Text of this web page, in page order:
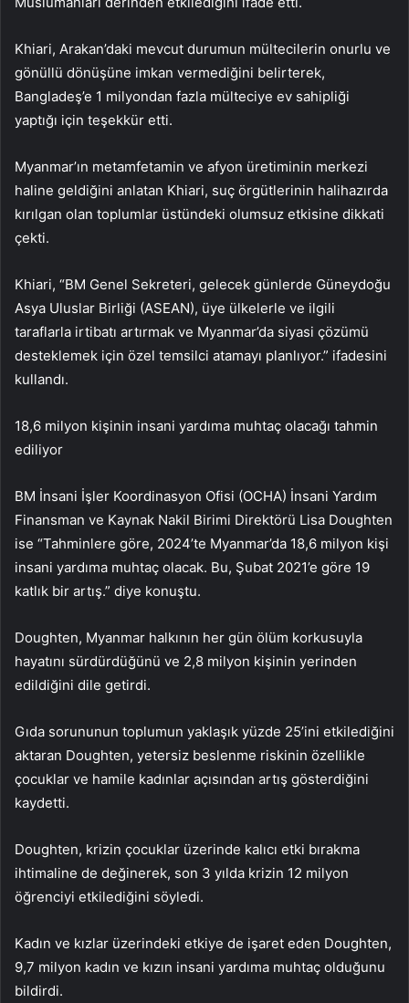
Khiari, Arakan’daki mevcut durumun mültecilerin onurlu ve
gönüllü dönüşüne imkan vermediğini belirterek,
Bangladeş’e 1 milyondan fazla mülteciye ev sahipliği
yaptığı için teşekkür etti.
Myanmar’ın metamfetamin ve afyon üretiminin merkezi
haline geldiğini anlatan Khiari, suç örgütlerinin halihazırda
kırılgan olan toplumlar üstündeki olumsuz etkisine dikkati
çekti.
Khiari, “BM Genel Sekreteri, gelecek günlerde Güneydoğu
Asya Uluslar Birliği (ASEAN), üye ülkelerle ve ilgili
taraflarla irtibatı artırmak ve Myanmar’da siyasi çözümü
desteklemek için özel temsilci atamayı planlıyor.” ifadesini
kullandı.
18,6 milyon kişinin insani yardıma muhtaç olacağı tahmin
ediliyor
BM İnsani İşler Koordinasyon Ofisi (OCHA) İnsani Yardım
Finansman ve Kaynak Nakil Birimi Direktörü Lisa Doughten
ise “Tahminlere göre, 2024’te Myanmar’da 18,6 milyon kişi
insani yardıma muhtaç olacak. Bu, Şubat 2021’e göre 19
katlık bir artış.” diye konuştu.
Doughten, Myanmar halkının her gün ölüm korkusuyla
hayatını sürdürdüğünü ve 2,8 milyon kişinin yerinden
edildiğini dile getirdi.
Gıda sorununun toplumun yaklaşık yüzde 25’ini etkilediğini
aktaran Doughten, yetersiz beslenme riskinin özellikle
çocuklar ve hamile kadınlar açısından artış gösterdiğini
kaydetti.
Doughten, krizin çocuklar üzerinde kalıcı etki bırakma
ihtimaline de değinerek, son 3 yılda krizin 12 milyon
öğrenciyi etkilediğini söyledi.
Kadın ve kızlar üzerindeki etkiye de işaret eden Doughten,
9,7 milyon kadın ve kızın insani yardıma muhtaç olduğunu
bildirdi.